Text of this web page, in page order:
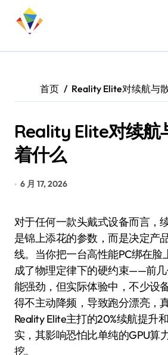
首页 Reality Elite对续航与
Reality Elite对续航
着什么
6 月 17, 2026
对于任何一款头戴式设备而言，续航与散热从来不
是锦上添花的参数，而是决定产
线。当你把一台高性能PC绑在脸
成了物理定律下的硬约束——前几
能强劲，但实际体验中，不少设
得不主动降频，导致跑分漂亮，
Reality Elite主打的20%续航提升
实，其影响恐怕比单纯的GPU算
挖。